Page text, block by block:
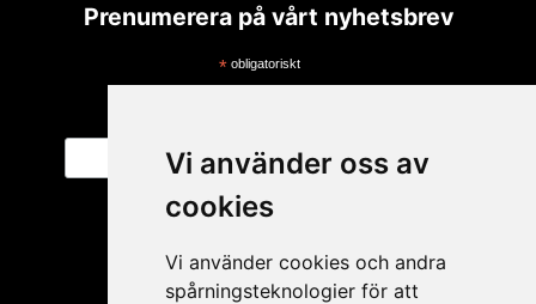
Vi använder oss av
cookies
Vi använder cookies och andra
spårningsteknologier för att
Prenumerera på vårt nyhetsbrev
* obligatoriskt